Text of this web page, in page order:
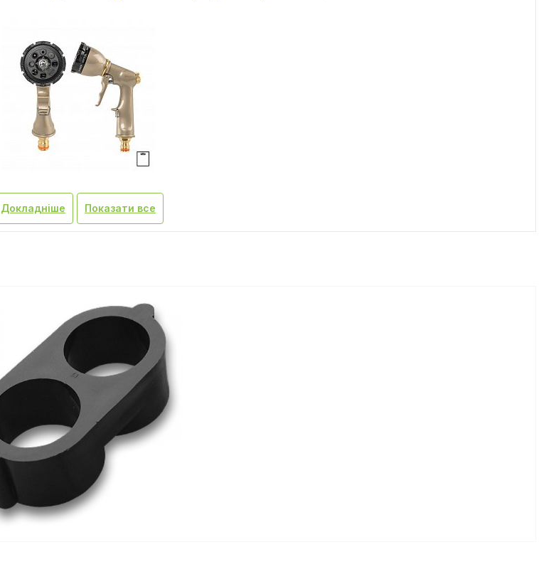
Докладніше Показати все